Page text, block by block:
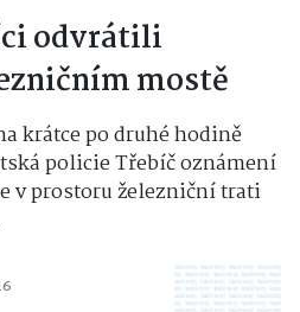
odvrátili
mostě
krátce po druhé hodině
policie Třebíč oznámení
v prostoru železniční trati